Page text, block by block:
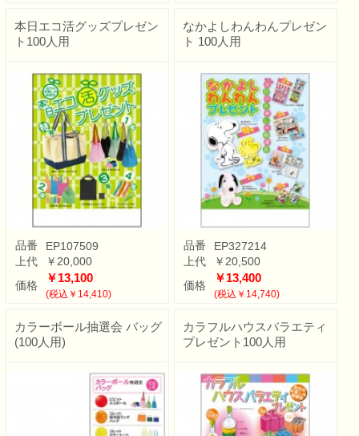
本日エコ活グッズプレゼン
ト100人用
品番
EP107509
上代
￥20,000
価格
￥13,100
(税込￥14,410)
なかよしわんわんプレゼン
ト 100人用
品番
EP327214
上代
￥20,500
価格
￥13,400
(税込￥14,740)
カラーボール抽選会 バッグ
(100人用)
カラフルハウスバラエティ
プレゼント100人用